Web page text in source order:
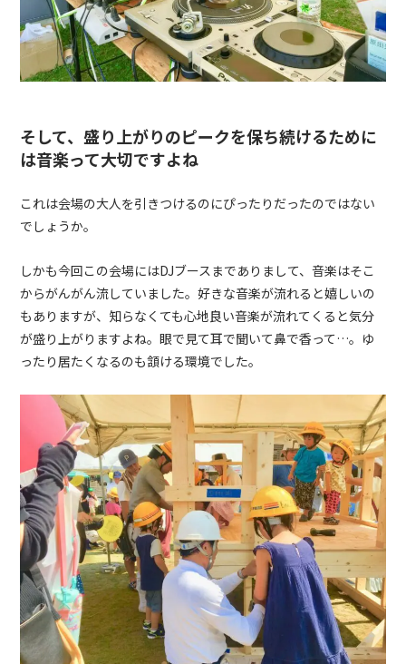
そして、盛り上がりのピークを保ち続けるために
は音楽って大切ですよね
これは会場の大人を引きつけるのにぴったりだったのではない
でしょうか。
しかも今回この会場にはDJブースまでありまして、音楽はそこ
からがんがん流していました。好きな音楽が流れると嬉しいの
もありますが、知らなくても心地良い音楽が流れてくると気分
が盛り上がりますよね。眼で見て耳で聞いて鼻で香って…。ゆ
ったり居たくなるのも頷ける環境でした。